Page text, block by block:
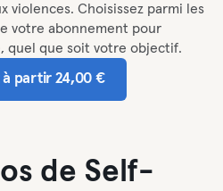
violences. Choisissez parmi les
votre abonnement pour
quel que soit votre objectif.
partir 24,00 €
de Self-